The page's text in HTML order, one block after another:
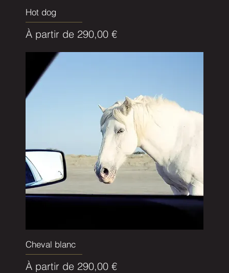
Hot dog
À partir de 290,00 €
Prix promotionnel
Cheval blanc
À partir de 290,00 €
Prix promotionnel